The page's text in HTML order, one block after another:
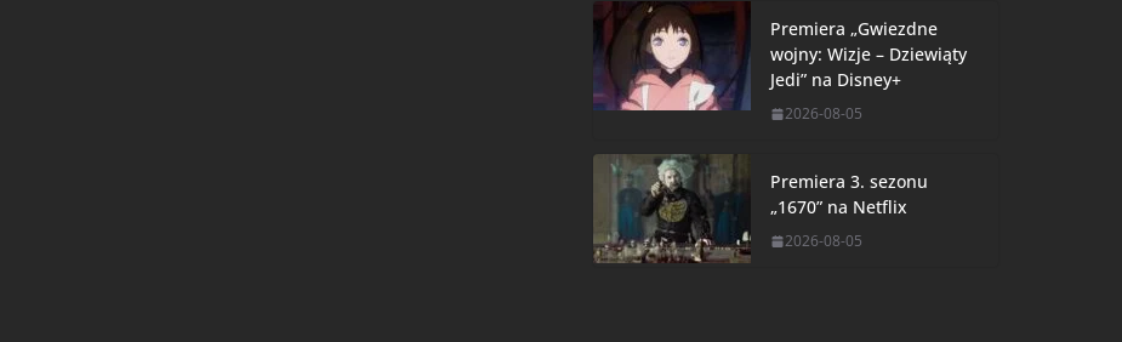
Premiera „Gwiezdne
wojny: Wizje – Dziewiąty
Jedi” na Disney+
2026-08-05
Premiera 3. sezonu
„1670” na Netflix
2026-08-05